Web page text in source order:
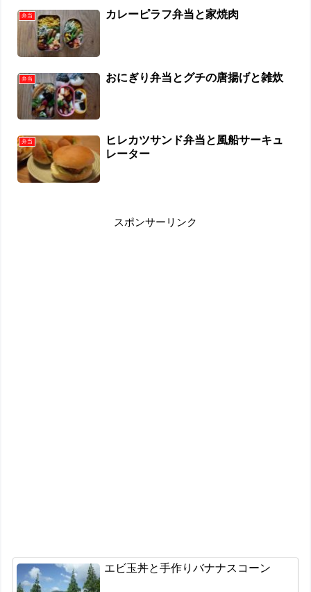
弁当 カレーピラフ弁当と家焼肉
弁当 おにぎり弁当とグチの唐揚げと雑炊
弁当
ヒレカツサンド弁当と風船サーキュ
レーター
スポンサーリンク
エビ玉丼と手作りバナナスコーン